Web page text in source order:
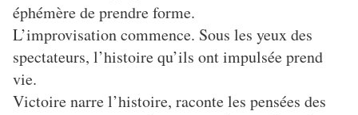
éphémère de prendre forme.
L’improvisation commence. Sous les yeux des
spectateurs, l’histoire qu’ils ont impulsée prend
vie.
Victoire narre l’histoire, raconte les pensées des